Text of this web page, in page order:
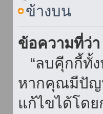
ข้างบน
ข้อความที่ว่
“ลบคุีกกี้ทั้ง
หากคุณมีปัญ
แก้ไขได้โด